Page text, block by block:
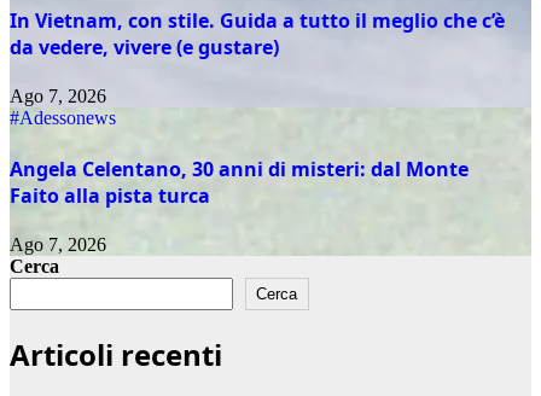
In Vietnam, con stile. Guida a tutto il meglio che c’è
da vedere, vivere (e gustare)
Ago 7, 2026
#Adessonews
Angela Celentano, 30 anni di misteri: dal Monte
Faito alla pista turca
Ago 7, 2026
Cerca
Cerca
Articoli recenti